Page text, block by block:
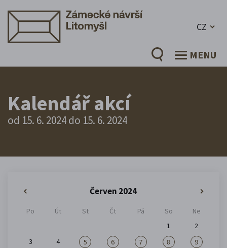
CZ
MENU
Kalendář akcí
od 15. 6. 2024 do 15. 6. 2024
Červen 2024
Po Út St Čt Pá So
Ne
1
2
3
4 5 6 7 8
9